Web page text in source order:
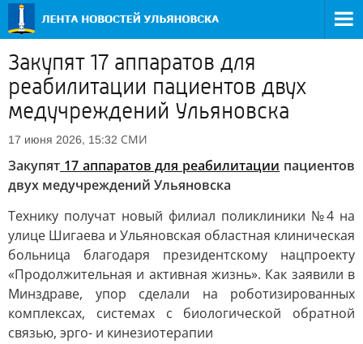
Закупят 17 аппаратов для
реабилитации пациентов двух
медучреждений Ульяновска
17 июня 2026, 15:32 СМИ
Закупят 17 аппаратов для реабилитации пациентов
двух медучреждений Ульяновска
Технику получат новый филиал поликлиники №4 на
улице Шигаева и Ульяновская областная клиническая
больница благодаря президентскому нацпроекту
«Продолжительная и активная жизнь». Как заявили в
Минздраве, упор сделали на роботизированных
комплексах, системах с биологической обратной
связью, эрго- и кинезиотерапии